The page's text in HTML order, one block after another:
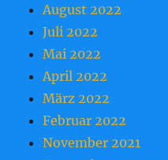
August 2022
Juli 2022
Mai 2022
April 2022
März 2022
Februar 2022
November 2021